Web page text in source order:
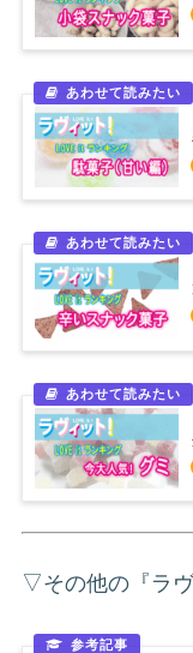
▽その他の『ラ